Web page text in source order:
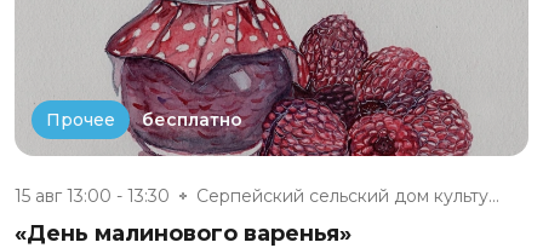
Прочее бесплатно
15 авг 13:00 - 13:30 Серпейский сельский дом культу...
«День малинового варенья»